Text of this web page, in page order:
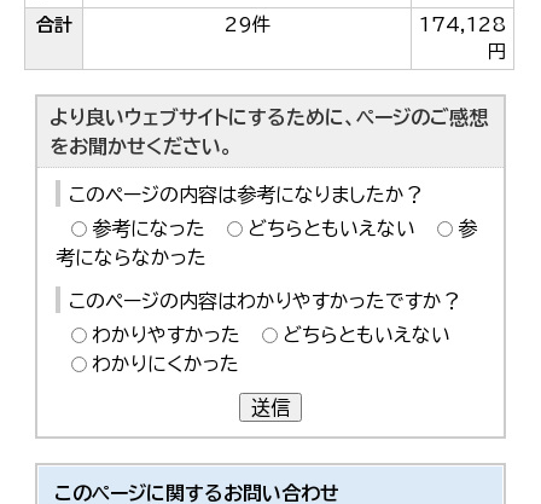
合計 29件
174,128
円
より良いウェブサイトにするために、ページのご感想
をお聞かせください。
このページの内容は参考になりましたか？
参考になった
どちらともいえない
参
考にならなかった
このページの内容はわかりやすかったですか？
わかりやすかった
どちらともいえない
わかりにくかった
送信
このページに関するお問い合わせ